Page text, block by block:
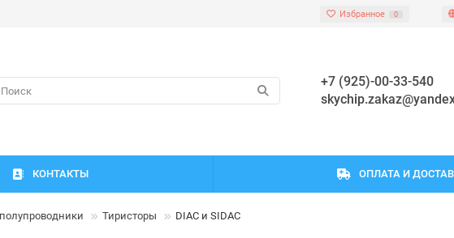
Избранное 0
+7 (925)-00-33-540
КОНТАКТЫ ОПЛАТА И
Тиристоры DIAC и SIDAC